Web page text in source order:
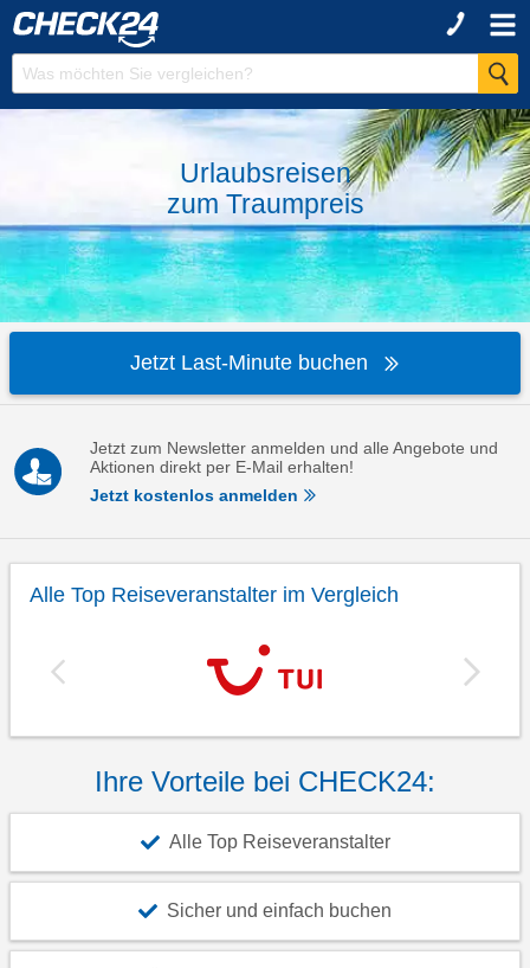
Urlaubsreisen
zum Traumpreis
Jetzt Last-Minute buchen
Jetzt zum Newsletter anmelden und alle Angebote und
Aktionen direkt per E-Mail erhalten!
Jetzt kostenlos anmelden
Alle Top Reiseveranstalter im Vergleich
Ihre Vorteile bei CHECK24:
Alle Top Reiseveranstalter
Sicher und einfach buchen